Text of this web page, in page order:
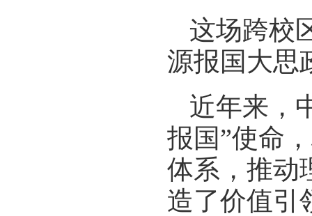
这场跨校
源报国大思
近年来，
报国”使命
体系，推动
造了价值引